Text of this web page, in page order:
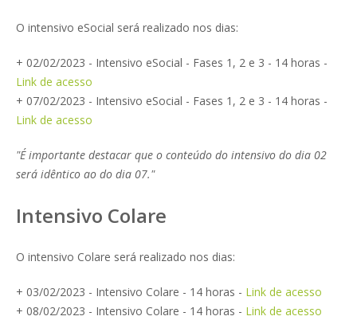
O intensivo eSocial será realizado nos dias:
+ 02/02/2023 - Intensivo eSocial - Fases 1, 2 e 3 - 14 horas -
Link de acesso
+ 07/02/2023 - Intensivo eSocial - Fases 1, 2 e 3 - 14 horas -
Link de acesso
"É importante destacar que o conteúdo do intensivo do dia 02
será idêntico ao do dia 07."
Intensivo Colare
O intensivo Colare será realizado nos dias:
+ 03/02/2023 - Intensivo Colare - 14 horas - Link de acesso
+ 08/02/2023 - Intensivo Colare - 14 horas - Link de acesso